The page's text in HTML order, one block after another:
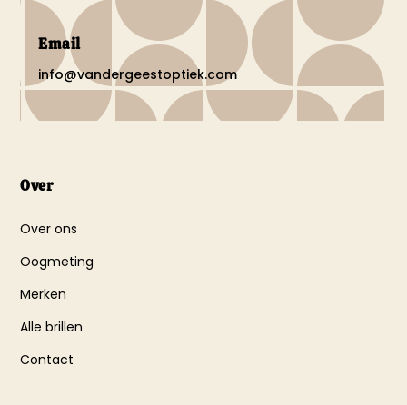
Email
info@vandergeestoptiek.com
Over
Over ons
Oogmeting
Merken
Alle brillen
Contact